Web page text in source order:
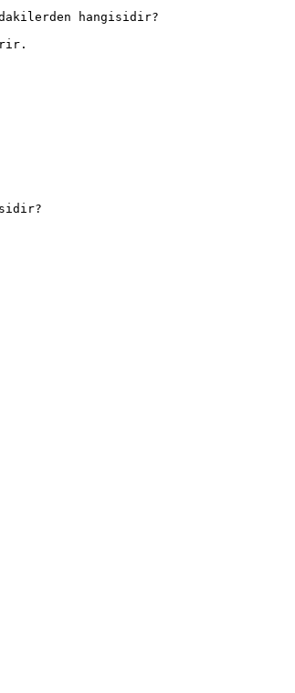
hangisidir?